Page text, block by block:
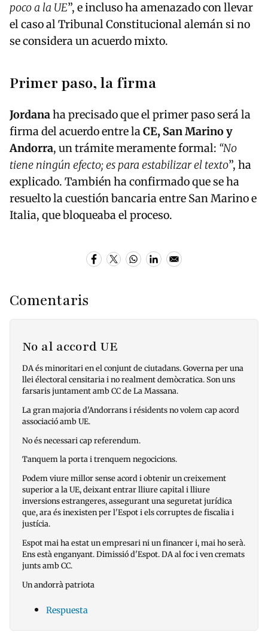
poco a la UE”, e incluso ha amenazado con llevar
el caso al Tribunal Constitucional alemán si no
se considera un acuerdo mixto.
Primer paso, la firma
Jordanaha precisado que el primer paso será la
firma del acuerdo entre laCE, San Marino y
Andorra, un trámite meramente formal: “No
tiene ningún efecto; es para estabilizar el texto”, ha
explicado. También ha confirmado que se ha
resuelto la cuestión bancaria entre San Marino e
Italia, que bloqueaba el proceso.
Comentaris
No al accord UE
DA és minoritari en el conjunt de ciutadans. Governa per una
llei électoral censitaria i no realment demòcratica. Son uns
farsaris juntament amb CC de La Massana.
La gran majoria d'Andorrans i résidents no volem cap acord
associació amb UE.
No és necessari cap referendum.
Tanquem la porta i trenquem negocicions.
Podem viure millor sense acord i obtenir un creixement
superior a la UE, deixant entrar lliure capital i lliure
inversions estrangeres, assegurant una seguretat jurídica
que, ara és inexisten per l'Espot i els corruptes de fiscalia i
justícia.
Espot mai ha estat un empresari ni un financer i, mai ho serà.
Ens està enganyant. Dimissió d'Espot. DA al foc i ven cremats
junts amb CC.
Un andorrà patriota
Respuesta